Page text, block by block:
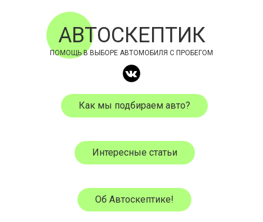
АВТОСКЕПТИК
ПОМОЩЬ В ВЫБОРЕ АВТОМОБИЛЯ С ПРОБЕГОМ
Как мы подбираем авто?
Интересные статьи
Об Автоскептике!